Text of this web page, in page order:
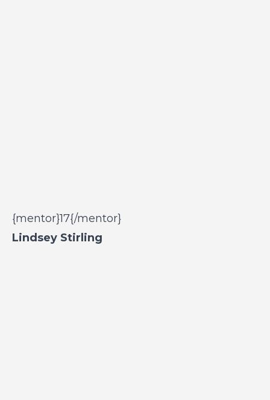
{mentor}17{/mentor}
Lindsey Stirling